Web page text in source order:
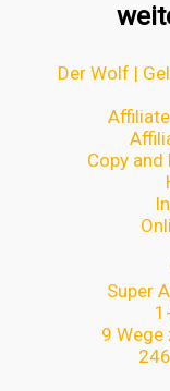
Der Wolf |
Copy
Super
9 Wege